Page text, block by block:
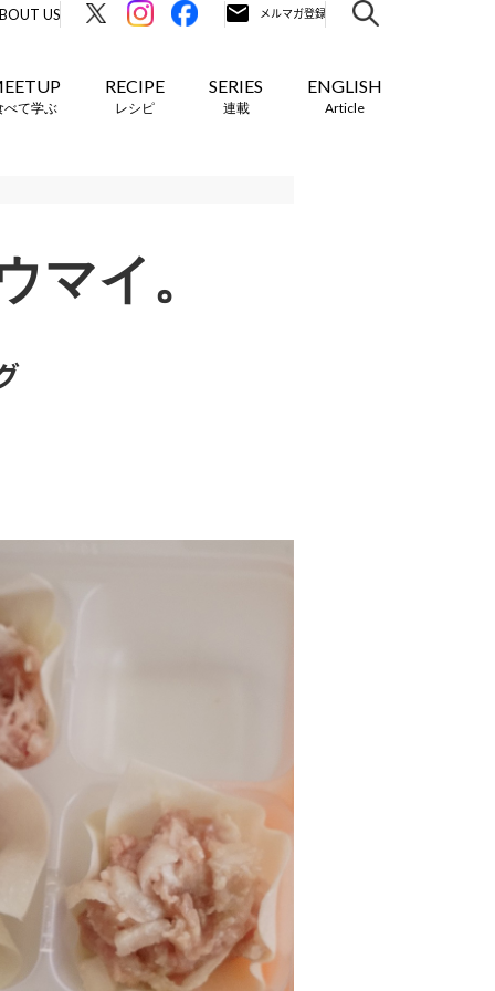
US
べて学ぶ
RECIPE
レシピ
SERIES
連載
ENGLISH
Article
マイ。